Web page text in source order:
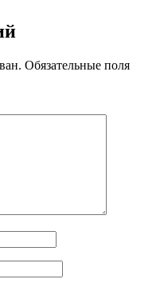
Обязательные поля